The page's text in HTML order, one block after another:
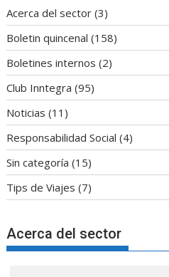
Acerca del sector (3)
Boletin quincenal (158)
Boletines internos (2)
Club Inntegra (95)
Noticias (11)
Responsabilidad Social (4)
Sin categoría (15)
Tips de Viajes (7)
Acerca del sector